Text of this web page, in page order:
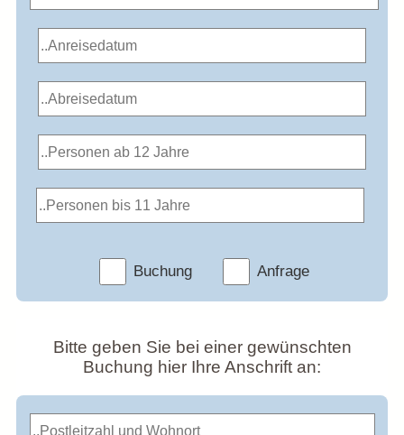
Buchung Anfrage
Bitte geben Sie bei einer gewünschten
Buchung hier Ihre Anschrift an: